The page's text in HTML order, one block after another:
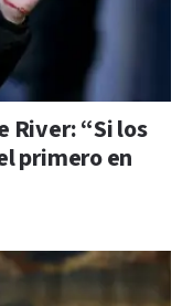
River: “Si los
primero en